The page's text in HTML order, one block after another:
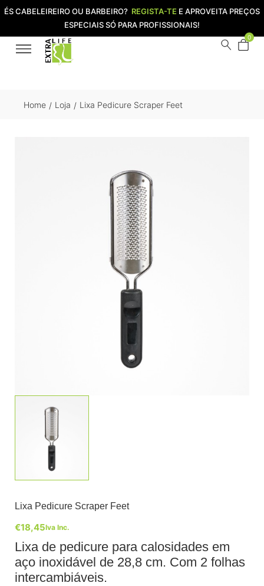
ÉS CABELEIREIRO OU BARBEIRO? REGISTA-TE E APROVEITA PREÇOS
ESPECIAIS SÓ PARA PROFISSIONAIS!
0
Home / Loja / Lixa Pedicure Scraper Feet
Lixa Pedicure Scraper Feet
€18,45Iva Inc.
Lixa de pedicure para calosidades em
aço inoxidável de 28,8 cm. Com 2 folhas
intercambiáveis.